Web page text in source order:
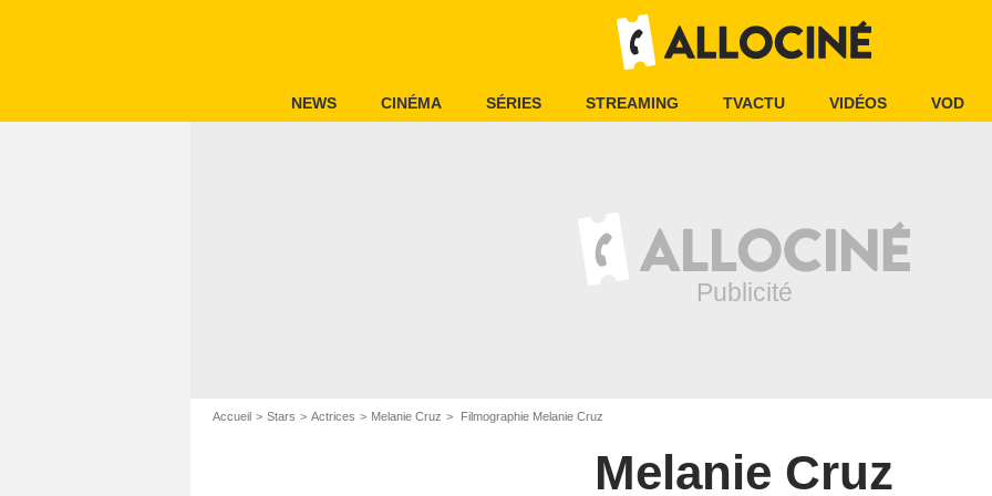
NEWS CINÉMA SÉRIES STREAMING TVACTU VIDÉOS VOD
Accueil Stars Actrices Melanie Cruz Filmographie Melanie Cruz
Melanie Cruz